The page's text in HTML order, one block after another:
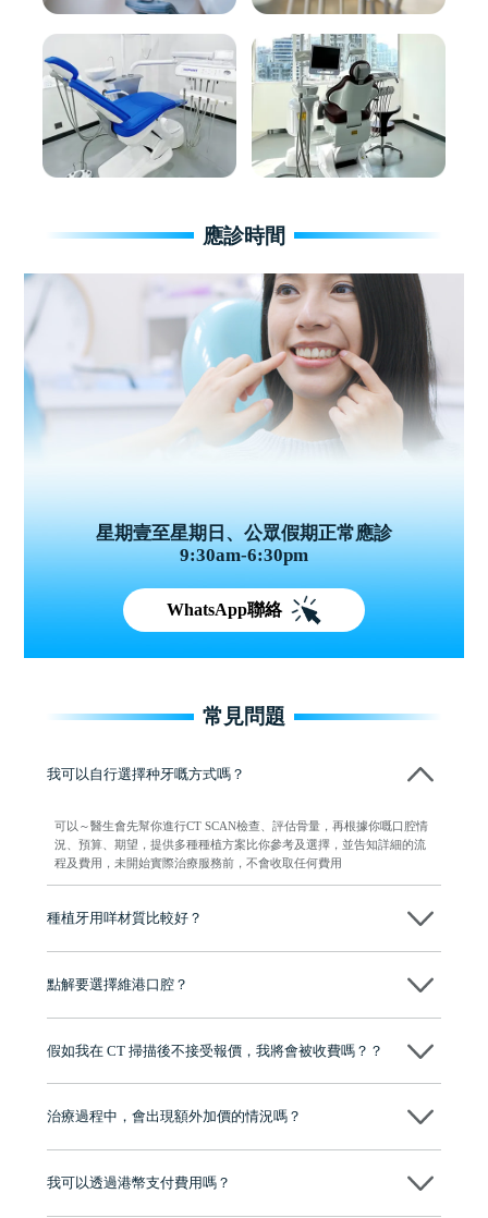
應診時間
星期壹至星期日、公眾假期正常應診
9:30am-6:30pm
WhatsApp聯絡
常見問題
我可以自行選擇种牙嘅方式嗎？
可以～醫生會先幫你進行CT SCAN檢查、評估骨量，再根據你嘅口腔情
況、預算、期望，提供多種種植方案比你參考及選擇，並告知詳細的流
程及費用，未開始實際治療服務前，不會收取任何費用
種植牙用咩材質比較好？
點解要選擇維港口腔？
牌」、「2025香港企業領袖品牌」，是諾貝爾種植系統全球放心植牙中
至今已服務超過三十個國家和地區的顧客，受到粵港澳大灣區及周邊城
市市民極高的口碑評價及信任推薦 珠海、深圳設有八大分院，香港亦設
有咨詢及服務保障中心，有任何問題都可以隨時預約免費咨詢，讓人十
假如我在 CT 掃描後不接受報價，我將會被收費嗎？？
不會！只要未開始實際服務之前，你不會被收取任何費用。
治療過程中，會出現額外加價的情況嗎？
我可以透過港幣支付費用嗎？